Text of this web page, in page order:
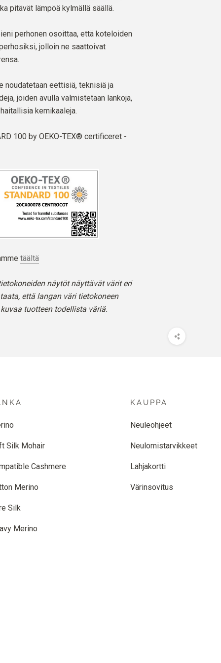
pitävät lämpöä kylmällä säällä.
perhonen osoittaa, että koteloiden
jolloin ne saattoivat
noudatetaan eettisiä, teknisiä ja
joiden avulla valmistetaan lankoja,
kemikaaleja.
100 by OEKO-TEX® certificeret -
täältä
näytöt näyttävät värit eri
että langan väri tietokoneen
tuotteen todellista väriä.
Silk Mohair
Cashmere
Merino
Silk
Merino
KAUPPA
Neuleohjeet
Neulomistarvikkeet
Lahjakortti
Värinsovitus